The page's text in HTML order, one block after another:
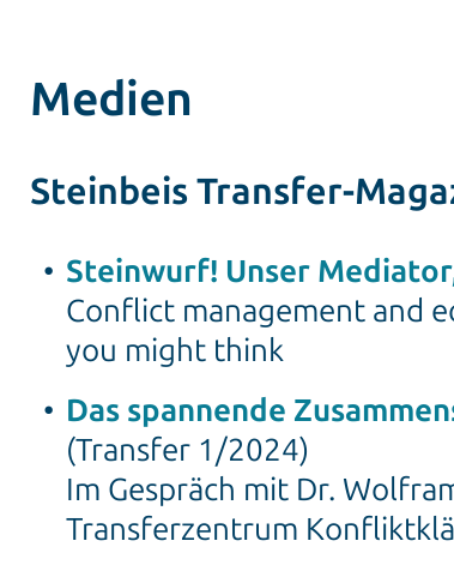
Medien
Steinbeis Transfer-
Steinwurf! Unser
Conflict management and
you might think
Das spannende
(Transfer 1/2024)
Im Gespräch mit Dr.
Transferzentrum